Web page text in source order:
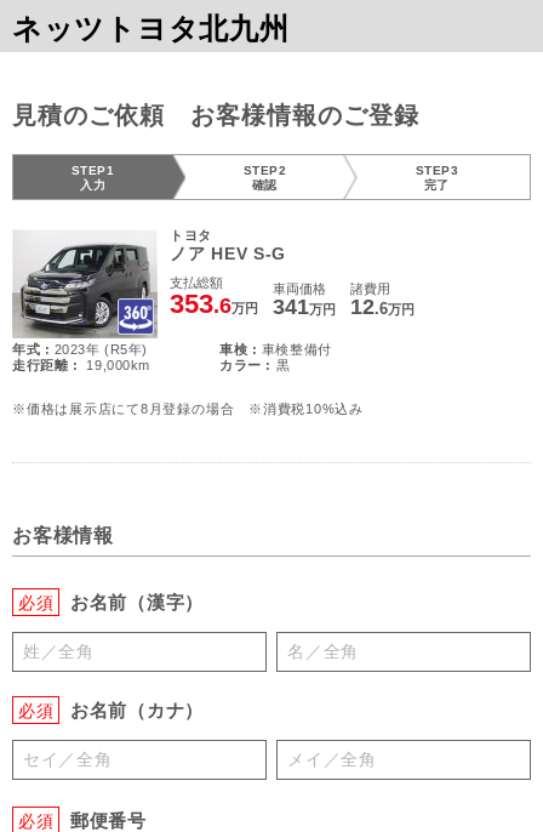
ネッツトヨタ北九州
見積のご依頼 お客様情報のご登録
STEP1
入力
STEP2
確認
STEP3
完了
トヨタ
ノア HEV S-G
支払総額
353.6万円
車両価格
341万円
諸費用
12.6万円
年式 : 2023年 (R5年) 車検 : 車検整備付
走行距離 :
19,000km カラー : 黒
※価格は展示店にて8月登録の場合 ※消費税10%込み
お客様情報
必須 お名前（漢字）
必須 お名前（カナ）
必須 郵便番号